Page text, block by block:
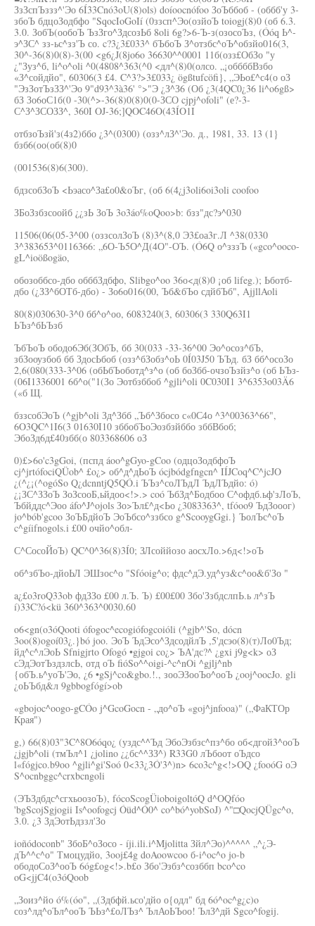
ЗзЗспЪззз^'Эо 6Í33Cnó3oU(8)ols) doíoocnófoo ЗоЪббоб - (оббб'у 3-
збоЪ бдцоЗодбфо "SqocIoGoIí (0ззсп^Эо(озйоЪ toiogj(8)0 (об 6.3.
3.0. ЗобЪ(ообоЪ ЪзЗго^ЗдсозЬб 8oli 6g?>6-Ъ-з(озосоЪз, (Óóq Ь^-
э^ЗС^ зз-ьс^зз'Ъ со. c?3¿3£033^ бЪбоЪ З^отзбс^оЪ^обзйо016(3,
30^-36(8)0(8)-3(00 <g6¿J(8jo6o 36630^^0001 11б(озз£ОбЗо "у
¿"Зуз^б, li^o^oli ^0(4808^363(^0 <дл^(8)0(олсо. „¡оббббВзбо
«З^сойдйо", 60306(3 £4. C^3?>3£033¿ ögßtufcöfi}, „ЭЬо£^с4(о оЗ
"ЭзЗотЪзЗЗ^'Эо 9"d93^3à36' °>"Э ¿З^З6 (Об ¿3(4QC0¿36 li^o6gß>
бЗ Зо6оС1б(0 -30(^>-36(8)0(8)0(0-ЗСО cjpj^ofoli" (е?-3-
С^З^ЗСОЗЗ^, 360I OJ-36;]QOC46O(43ÍO1I
отбзоЪзй'з(4з2)ббо ¿3^(0300) (озз^лЗ^'Эо. д., 1981, 33. 13 (1}
бзб6(оо(об(8)0
(001536(8)6(300).
бдзсобЗоЪ <Ьэасо^За£о0&оЪг, (об 6(4¿j3oli6oi3oli coofoo
ЗБоЗзбзсоойб ¿¿зЬ ЗоЪ 3o3áo%oQoo>b: бзз"дс?э^030
11506(06(05-3^00 (оззсолЗоЪ (8)3^(8,0 Э3£оа3г.Л ^38(0330
3^383653^0116366: „6О-Ъ5О^Д(4О"-ОЪ. (Ó6Q о^зззЪ («gco^ooco-
gL^ioößogäo,
обозоббсо-дбо обббЗдбфо, Slibgo^oo 36о<д(8)0 ¡об lifeg.); Ьботб-
дбо (¿ЗЗ^бОТб-дбо) - Зо6о016(00, Ъб&бЪо сдйбЪб", AjjllAoli
80(8)030630-3^0 бб^о^оо, 6083240(3, 60306(3 330Q63I1
ЬЪз^бЬЪзб
ЪбЪоЪ ободо6Эб(ЗОбЪ, бб 30(033 -33-36^00 Эо^осоз^бЪ,
збЗооузбоб бб ЗдосЬбоб (озз^бЗобз^оЬ 0Í03J50 ЪЪд. бЗ бб^осоЗо
2,6(080(333-3^06 (обЬбЪоботд^з^о (об боЗбб-очзоЪзйз^о (об ЬЪз-
(06I1336001 6б^о("1(Зо Эотбзббоб ^gjli^oli 0C030I1 3^6353o03Ä6
(«б Щ.
бззсобЭоЪ (^gjb^oli Зд^Збб „Ъб^Збосо с«0С4о ^3^00363^66",
6O3QC^1I6(3 01630I10 зббобЪоЭозбзйббо зббВбоб;
ЭбоЗд6д£40збб(о 803368606 оЗ
0)£>6o'c3gGoi, (пспд áoo^gGyo-gCoo (одцоЗодбфоЪ
cj^jrtófociQÜob^ £o¿> об^д^дЬоЪ ócjbódgfngcn^ IÍJCoq^C^jcJO
¿(^¿¡(^ogóSo Q¿dcnntjQ5QÓ.i ЪЪз^соЛЪдЛ ЪдЛЪдйо: ó)
¿¡ЗС^ЗЗоЪ ЗоЗсооБ,ьйдоо<!>.> coó ЪбЗд^Бодбоо С^офдб.ьф'зЛоЪ,
Ъбйддс^Эоо áfo^J^ojols Зо>Ъл£^д<Ьо ¿3083363^, tfóoo9 ЪдЗооог)
jo^bób'gcoo ЗоЪБдйоЪ ЭоЪбсо^ззбсо g^ScooygGgi.} ЪолЪс^оЪ
c^gíifnogols.i £00 очйо^обл-
С^СосоЙоЪ) QC^0^36(8)3Í0; ЗЛсоййозо аосхЛо.>6д<!>оЪ
об^збЪо-дйоЬЛ ЭШзос^о "Sfóoig^o; фдс^дЭ.уд^уз&с^оо&б'Зо "
a¿£o3roQ33ob фдЗЗо £00 л.Ъ. Ъ) £00£00 Збо'ЗзбдслпЬ.ь л^зЪ
í)33C?ó<kü 360^363^0030.60
o6<gn(o3óQooti ófogoc^ecogiófogcoióli (^gjb^'So, dócn
3oo(8)ogoí03¿.}bó joo. ЭоЪ ЪдЭсо^ЗдсодйлЪ ,5'дсэо(8)(т)Ло0Ъд;
йд^с^лЭоЬ Sfnigjrto Ofogó •gjgoi co¿> ЪА'дс?^ ¿gxi j9g<k> оЗ
сЭдЭотЪздзлсЬ, отд оЪ fióSo^^oigi-^c^nOi ^gjlj^nb
{обЪ.ь^уоЪ'Эо, ¿6 •gSj^co&gbo.!., зооЭЗооЪо^ооЪ ¿ooj^oocJo. gli
¿оЬЪбд&л 9gbbogfógí>ob
«gbojoc^oogo-gCÓo j^GcoGocn - „до^оЪ «goj^jnfooa)" („ФаКТОр
Края")
g,) 66(8)03"3C^8O6óqo¿ (уздс^^Ъд ЭбоЭзбзс^пз^бо об<дгой3^ооЪ
¿jgjb^oli (тмЪл^1 ¿jolino ¿¿бс^^ЗЗ^) R33G0 лЪбоот оЪдсо
l«fógjco.b9oo ^gjli^gi'Soó 0<33¿3Ó'3^)n> 6co3c^g<!>OQ ¿fooóG оЭ
S^ocnbggc^crxbcngoli
(ЭЪЗдбдс^сгхьоозоЪ), fócoScogÜioboigoltóQ d^OQfóo
'bgScojSgjogii Is^oofogcj Óüd^Ó0^ co^bó^yobSoJ) ^"□QocjQÜgc^o,
3.0. ¿3 ЗдЭотЬдззл'Зо
ioñódoconb" ЗбоБ^оЗосо - íji.ili.i^Mjolitta Зйл^Эо)^^^^^ „^¿Э-
дЪ^^с^о" Тмоцудйо, 3ooj£4g doAoowcoo б-i^oc^o jo-b
ободоСоЗ^ооЪ 6óg£og<!>.b£o Збо'Эзбз^созббп bco^co
oG<jjC4(o3óQoob
„Зоиз^йо ó%(óo", „(Здбфй.ьсо'дйо о{одл" бд 6ó^oc^g¿c)o
соз^лд^оЪл^ооЪ ЪЬз^£оЛЪз^ ЪлАоЬЪоо! ЪлЗ^дй Sgco^fogij.